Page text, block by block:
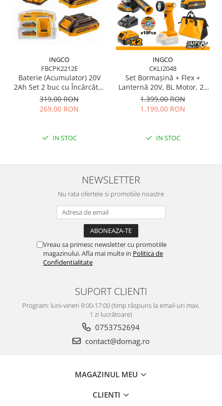
INGCO
FBCPK2212E
Baterie (Acumulator) 20V
2Ah Set 2 buc cu Încărcător
– Autonomie și Eficiență
319,00 RON
269,00 RON
IN STOC
INGCO
CKLI2048
Set Bormașină + Flex +
Lanternă 20V, BL Motor, 2x
Acumulator 4Ah –
Performanță și Fiabilitate
1.399,00 RON
1.199,00 RON
IN STOC
NEWSLETTER
Nu rata ofertele si promotiile noastre
Vreau sa primesc newsletter cu promotiile
magazinului. Afla mai multe in Politica de
Confidentialitate
SUPORT CLIENTI
Program: luni-vineri 9:00-17:00 (timp răspuns la email-uri max.
1 zi lucrătoare)
0753752694
contact@domag.ro
MAGAZINUL MEU
CLIENTI